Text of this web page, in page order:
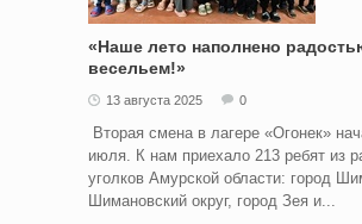
«Наше лето наполнено
весельем!»
13 августа 2025 0
Вторая смена в лагере «Огонек»
июля. К нам приехало 213 ребят из
уголков Амурской области: город
Шимановский округ, город Зея и...